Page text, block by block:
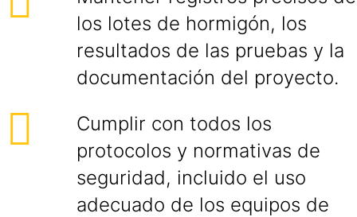
los lotes de hormigón, los
resultados de las pruebas y la
documentación del proyecto.
Cumplir con todos los
protocolos y normativas de
seguridad, incluido el uso
adecuado de los equipos de